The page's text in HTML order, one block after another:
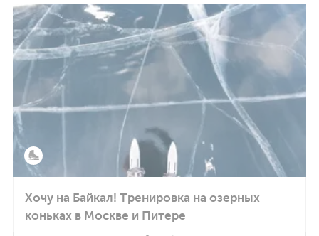
Хочу на Байкал! Тренировка на озерных
коньках в Москве и Питере